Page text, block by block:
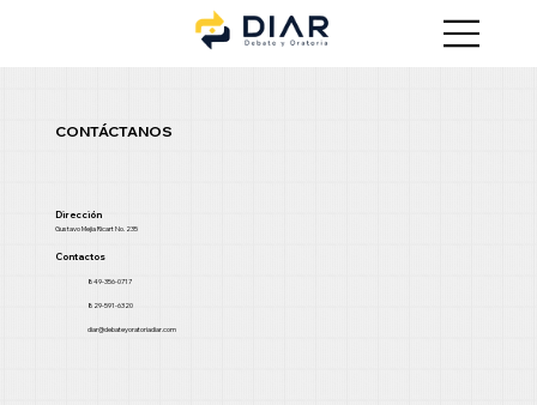
CONTÁCTANOS
Dirección
Gustavo Mejia Ricart No. 235
Contactos
849-356-0717
829-591-6320
diar@debateyoratoriadiar.com